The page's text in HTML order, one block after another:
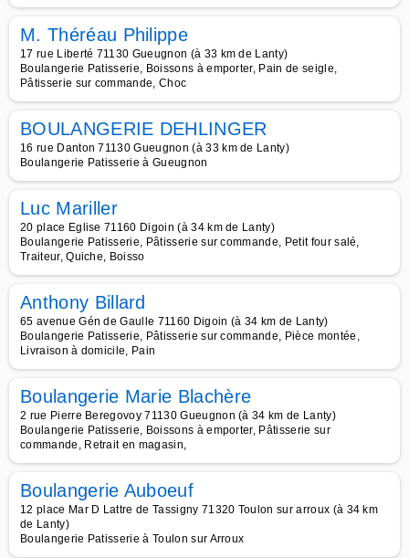
M. Théréau Philippe
17 rue Liberté 71130 Gueugnon (à 33 km de Lanty)
Boulangerie Patisserie, Boissons à emporter, Pain de seigle,
Pâtisserie sur commande, Choc
BOULANGERIE DEHLINGER
16 rue Danton 71130 Gueugnon (à 33 km de Lanty)
Boulangerie Patisserie à Gueugnon
Luc Mariller
20 place Eglise 71160 Digoin (à 34 km de Lanty)
Boulangerie Patisserie, Pâtisserie sur commande, Petit four salé,
Traiteur, Quiche, Boisso
Anthony Billard
65 avenue Gén de Gaulle 71160 Digoin (à 34 km de Lanty)
Boulangerie Patisserie, Pâtisserie sur commande, Pièce montée,
Livraison à domicile, Pain
Boulangerie Marie Blachère
2 rue Pierre Beregovoy 71130 Gueugnon (à 34 km de Lanty)
Boulangerie Patisserie, Boissons à emporter, Pâtisserie sur
commande, Retrait en magasin,
Boulangerie Auboeuf
12 place Mar D Lattre de Tassigny 71320 Toulon sur arroux (à 34 km
de Lanty)
Boulangerie Patisserie à Toulon sur Arroux